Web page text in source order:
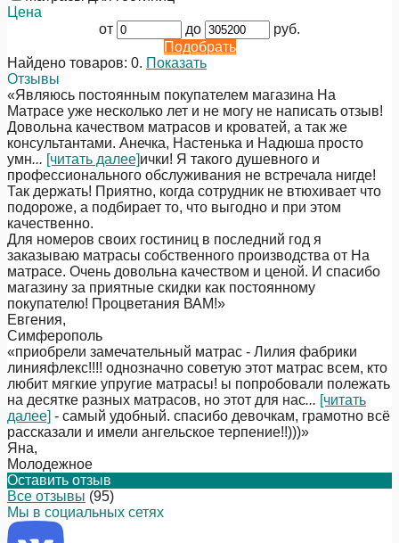
Цена
от
до
руб.
Подобрать
Найдено товаров: 0. Показать
Отзывы
«Являюсь постоянным покупателем магазина На
Матрасе уже несколько лет и не могу не написать отзыв!
Довольна качеством матрасов и кроватей, а так же
консультантами. Анечка, Настенька и Надюша просто
умн... [читать далее]ички! Я такого душевного и
профессионального обслуживания не встречала нигде!
Так держать! Приятно, когда сотрудник не втюхивает что
подороже, а подбирает то, что выгодно и при этом
качественно.
Для номеров своих гостиниц в последний год я
заказываю матрасы собственного производства от На
матрасе. Очень довольна качеством и ценой. И спасибо
магазину за приятные скидки как постоянному
покупателю! Процветания ВАМ!»
Евгения,
Симферополь
«приобрели замечательный матрас - Лилия фабрики
линияфлекс!!!! однозначно советую этот матрас всем, кто
любит мягкие упругие матрасы! ы попробовали полежать
на десятке разных матрасов, но этот для нас... [читать
далее] - самый удобный. спасибо девочкам, грамотно всё
рассказали и имели ангельское терпение!!)))»
Яна,
Молодежное
Оставить отзыв
Все отзывы (95)
Мы в социальных сетях